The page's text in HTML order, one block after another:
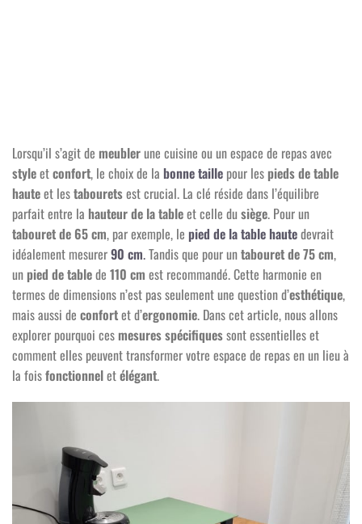
Lorsqu’il s’agit de meublerune cuisine ou un espace de repas avec
styleetconfort, le choix de la bonne taille pour lespieds de table
hauteet lestabouretsest crucial. La clé réside dans l’équilibre
parfait entre la hauteur de la tableet celle du siège. Pour un
tabouret de 65 cm, par exemple, le pied de la table hautedevrait
idéalement mesurer90 cm.Tandis que pour untabouret de 75 cm,
unpied de tablede 110 cm est recommandé. Cette harmonie en
termes de dimensions n’est pas seulement une question d’esthétique,
mais aussi de confortet d’ergonomie. Dans cet article, nous allons
explorer pourquoi cesmesures spécifiquessont essentielles et
comment elles peuvent transformer votre espace de repas en un lieu à
la foisfonctionneletélégant.